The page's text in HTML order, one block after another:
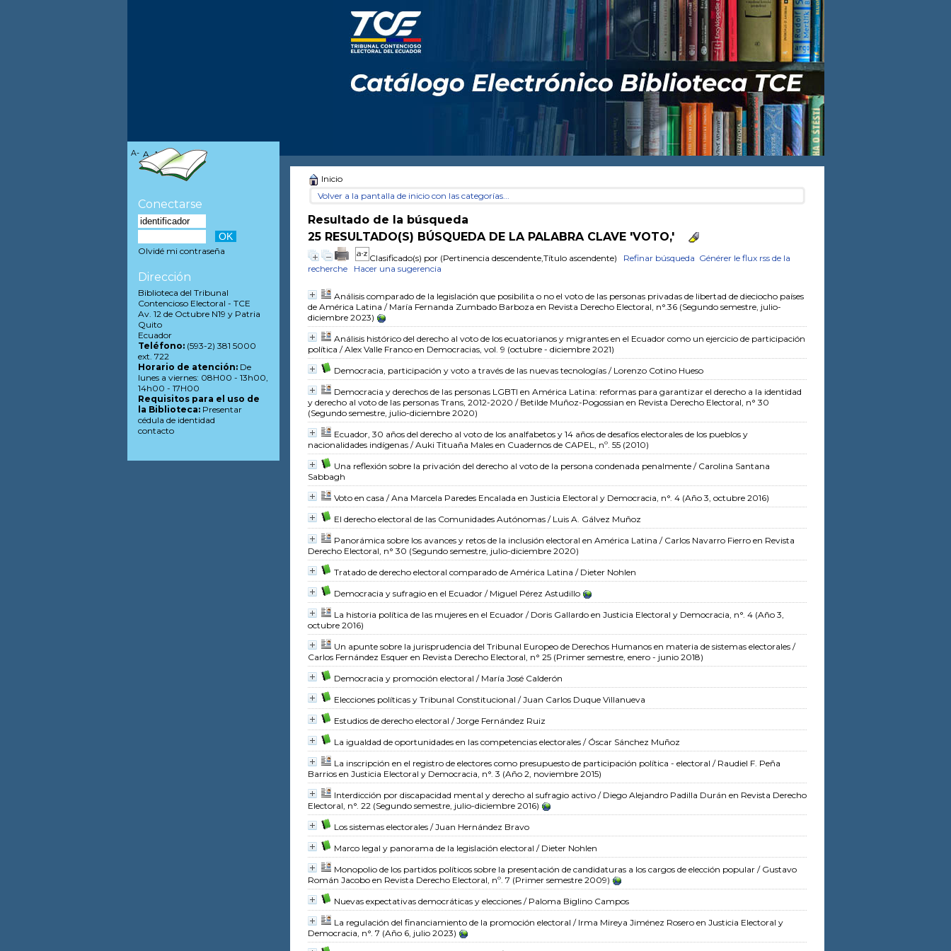
Inicio
Volver a la pantalla de inicio con las categorías...
Resultado de la búsqueda
25 RESULTADO(S) BÚSQUEDA DE LA PALABRA CLAVE 'VOTO,'
Clasificado(s) por (Pertinencia descendente,Título ascendente) Refinar búsqueda Générer le flux rss de la
recherche
Hacer una sugerencia
Análisis comparado de la legislación que posibilita o no el voto de las personas privadas de libertad de dieciocho países
de América Latina / María Fernanda Zumbado Barboza en Revista Derecho Electoral, n°.36 (Segundo semestre, julio-
diciembre 2023)
Análisis histórico del derecho al voto de los ecuatorianos y migrantes en el Ecuador como un ejercicio de participación
política / Alex Valle Franco en Democracias, vol. 9 (octubre - diciembre 2021)
Democracia, participación y voto a través de las nuevas tecnologías/ Lorenzo Cotino Hueso
Democracia y derechos de las personas LGBTI en América Latina: reformas para garantizar el derecho a la identidad
y derecho al voto de las personas Trans, 2012-2020 / Betilde Muñoz-Pogossian en Revista Derecho Electoral, n° 30
(Segundo semestre, julio-diciembre 2020)
Ecuador, 30 años del derecho al voto de los analfabetos y 14 años de desafíos electorales de los pueblos y
nacionalidades indígenas/ Auki Tituaña Males en Cuadernos de CAPEL, nº. 55 (2010)
Una reflexión sobre la privación del derecho al voto de la persona condenada penalmente/ Carolina Santana
Sabbagh
Voto en casa / Ana Marcela Paredes Encalada en Justicia Electoral y Democracia, n°. 4 (Año 3, octubre 2016)
El derecho electoral de las Comunidades Autónomas/ Luis A. Gálvez Muñoz
Panorámica sobre los avances y retos de la inclusión electoral en América Latina / Carlos Navarro Fierro en Revista
Derecho Electoral, n° 30 (Segundo semestre, julio-diciembre 2020)
Tratado de derecho electoral comparado de América Latina / Dieter Nohlen
Democracia y sufragio en el Ecuador/ Miguel Pérez Astudillo
La historia política de las mujeres en el Ecuador/ Doris Gallardo en Justicia Electoral y Democracia, n°. 4 (Año 3,
octubre 2016)
Un apunte sobre la jurisprudencia del Tribunal Europeo de Derechos Humanos en materia de sistemas electorales/
Carlos Fernández Esquer en Revista Derecho Electoral, n° 25 (Primer semestre, enero - junio 2018)
Democracia y promoción electoral / María José Calderón
Elecciones políticas y Tribunal Constitucional / Juan Carlos Duque Villanueva
Estudios de derecho electoral / Jorge Fernández Ruiz
La igualdad de oportunidades en las competencias electorales/ Óscar Sánchez Muñoz
La inscripción en el registro de electores como presupuesto de participación política - electoral / Raudiel F. Peña
Barrios en Justicia Electoral y Democracia, n°. 3 (Año 2, noviembre 2015)
Interdicción por discapacidad mental y derecho al sufragio activo/ Diego Alejandro Padilla Durán en Revista Derecho
Electoral, n°. 22 (Segundo semestre, julio-diciembre 2016)
Los sistemas electorales/ Juan Hernández Bravo
Marco legal y panorama de la legislación electoral / Dieter Nohlen
Monopolio de los partidos políticos sobre la presentación de candidaturas a los cargos de elección popular/ Gustavo
Román Jacobo en Revista Derecho Electoral, nº. 7 (Primer semestre 2009)
Nuevas expectativas democráticas y elecciones/ Paloma Biglino Campos
La regulación del financiamiento de la promoción electoral / Irma Mireya Jiménez Rosero en Justicia Electoral y
Democracia, n°. 7 (Año 6, julio 2023)
A- A A+
Conectarse
Olvidé mi contraseña
Dirección
Biblioteca del Tribunal
Contencioso Electoral - TCE
Av. 12 de Octubre N19 y Patria
Quito
Ecuador
Teléfono:(593-2) 381 5000
ext. 722
Horario de atención:De
lunes a viernes: 08H00 - 13h00,
14h00 - 17H00
Requisitos para el uso de
la Biblioteca:Presentar
cédula de identidad
contacto